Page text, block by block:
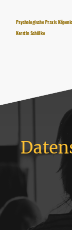
Psychologische Praxis
Kerstin Schülke